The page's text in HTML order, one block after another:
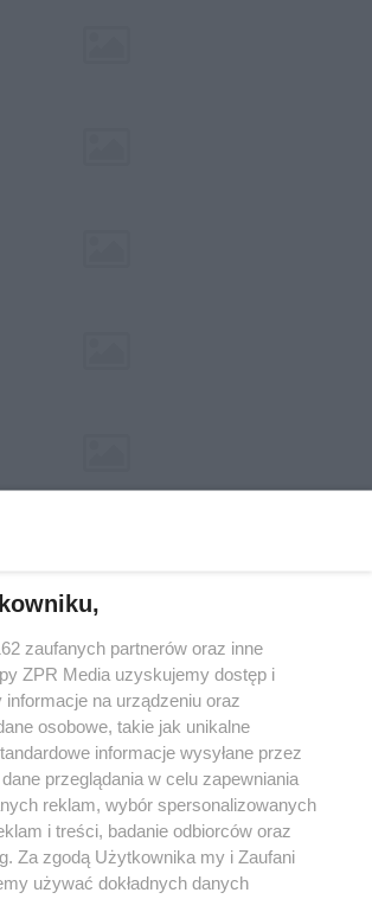
w serwisie nie może być powielany i
dalej rozpowszechniany w jakikolwiek sposób (w
lub mechaniczny) na jakimkolwiek polu
formie, włącznie z umieszczaniem w Internecie
praw. Jakiekolwiek użycie lub
w całości lub w części z naruszeniem prawa, tzn.
jest zabronione pod groźbą kary i może być ścigane
zaufanych partnerów oraz inne
ZPR Media uzyskujemy dostęp i
informacje na urządzeniu oraz
osobowe, takie jak unikalne
informacje wysyłane przez
przeglądania w celu zapewniania
reklam, wybór spersonalizowanych
i treści, badanie odbiorców oraz
Za zgodą Użytkownika my i Zaufani
używać dokładnych danych